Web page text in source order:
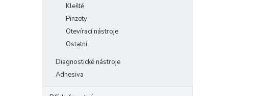
Kleště
Pinzety
Otevírací nástroje
Ostatní
Diagnostické nástroje
Adhesiva